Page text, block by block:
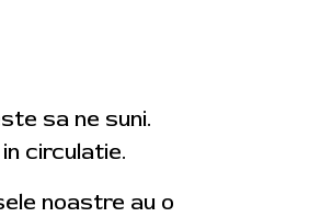
sa ne suni.
circulatie.
noastre au o